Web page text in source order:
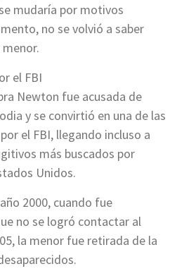
mudaría por motivos
no se volvió a saber
el FBI
Newton fue acusada de
y se convirtió en una de las
el FBI, llegando incluso a
más buscados por
Unidos.
2000, cuando fue
no se logró contactar al
la menor fue retirada de la